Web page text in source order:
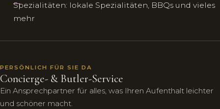
Spezialitäten: lokale Spezialitäten, BBQs und vieles
mehr
PERSÖNLICH FÜR SIE DA
Concierge- & Butler-Service
Ein Ansprechpartner für alles, was Ihren Aufenthalt leichter
und schöner macht.